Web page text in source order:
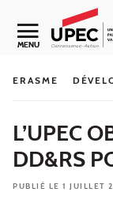
Aller au contenu
Navigation
MENU
ERASME
L’UPEC
DD&RS
PUBLIÉ LE 1 JUILLET